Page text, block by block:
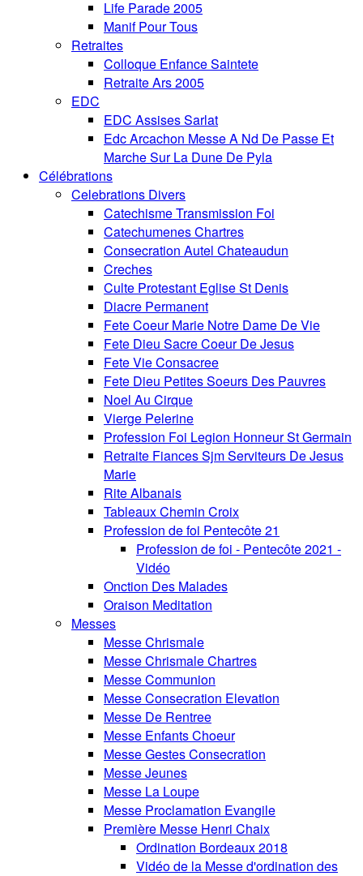
Life Parade 2005
Manif Pour Tous
Retraites
Colloque Enfance Saintete
Retraite Ars 2005
EDC
EDC Assises Sarlat
Edc Arcachon Messe A Nd De Passe Et
Marche Sur La Dune De Pyla
Célébrations
Celebrations Divers
Catechisme Transmission Foi
Catechumenes Chartres
Consecration Autel Chateaudun
Creches
Culte Protestant Eglise St Denis
Diacre Permanent
Fete Coeur Marie Notre Dame De Vie
Fete Dieu Sacre Coeur De Jesus
Fete Vie Consacree
Fete Dieu Petites Soeurs Des Pauvres
Noel Au Cirque
Vierge Pelerine
Profession Foi Legion Honneur St Germain
Retraite Fiances Sjm Serviteurs De Jesus
Marie
Rite Albanais
Tableaux Chemin Croix
Profession de foi Pentecôte 21
Profession de foi - Pentecôte 2021 -
Vidéo
Onction Des Malades
Oraison Meditation
Messes
Messe Chrismale
Messe Chrismale Chartres
Messe Communion
Messe Consecration Elevation
Messe De Rentree
Messe Enfants Choeur
Messe Gestes Consecration
Messe Jeunes
Messe La Loupe
Messe Proclamation Evangile
Première Messe Henri Chaix
Ordination Bordeaux 2018
Vidéo de la Messe d'ordination des